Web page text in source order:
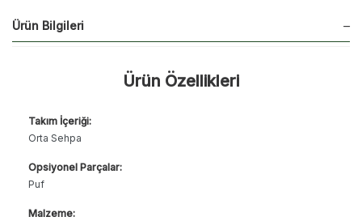
Ürün Bilgileri
Ürün Özellikleri
Takım İçeriği:
Orta Sehpa
Opsiyonel Parçalar:
Puf
Malzeme: